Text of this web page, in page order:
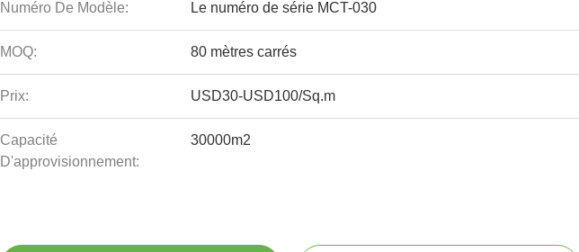
Numéro De Modèle: Le numéro de série MCT-030
MOQ: 80 mètres carrés
Prix: USD30-USD100/Sq.m
Capacité
D'approvisionnement:
30000m2